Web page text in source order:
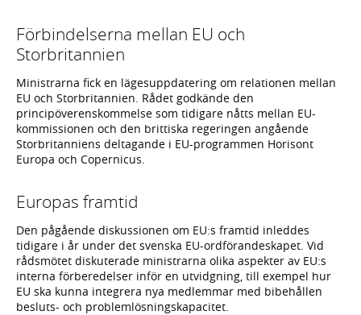
Förbindelserna mellan EU och
Storbritannien
Ministrarna fick en lägesuppdatering om relationen mellan
EU och Storbritannien. Rådet godkände den
principöverenskommelse som tidigare nåtts mellan EU-
kommissionen och den brittiska regeringen angående
Storbritanniens deltagande i EU-programmen Horisont
Europa och Copernicus.
Europas framtid
Den pågående diskussionen om EU:s framtid inleddes
tidigare i år under det svenska EU-ordförandeskapet. Vid
rådsmötet diskuterade ministrarna olika aspekter av EU:s
interna förberedelser inför en utvidgning, till exempel hur
EU ska kunna integrera nya medlemmar med bibehållen
besluts- och problemlösningskapacitet.